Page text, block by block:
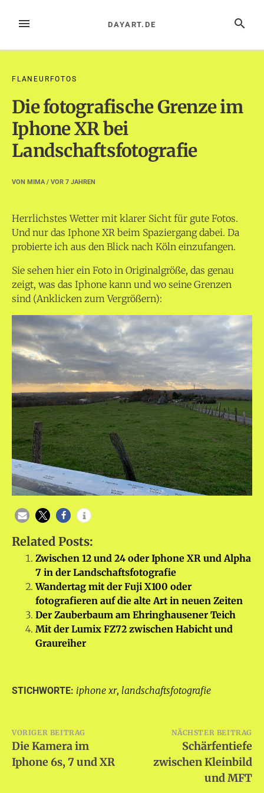
InhaltMENÜ SUCHE
DAYART.DE
FLANEURFOTOS
Die fotografische Grenze im
Iphone XR bei
Landschaftsfotografie
VON MIMA/ VOR 7 JAHREN
Herrlichstes Wetter mit klarer Sicht für gute Fotos.
Und nur das Iphone XR beim Spaziergang dabei. Da
probierte ich aus den Blick nach Köln einzufangen.
Sie sehen hier ein Foto in Originalgröße, das genau
zeigt, was das Iphone kann und wo seine Grenzen
sind (Anklicken zum Vergrößern):
Related Posts:
Zwischen 12 und 24 oder Iphone XR und Alpha
7 in der Landschaftsfotografie
Wandertag mit der Fuji X100 oder
fotografieren auf die alte Art in neuen Zeiten
Der Zauberbaum am Ehringhausener Teich
Mit der Lumix FZ72 zwischen Habicht und
Graureiher
STICHWORTE: iphone xr, landschaftsfotografie
Beitragsnavigation
VORIGER BEITRAG
Die Kamera im
Iphone 6s, 7 und XR
NÄCHSTER BEITRAG
Schärfentiefe
zwischen Kleinbild
und MFT